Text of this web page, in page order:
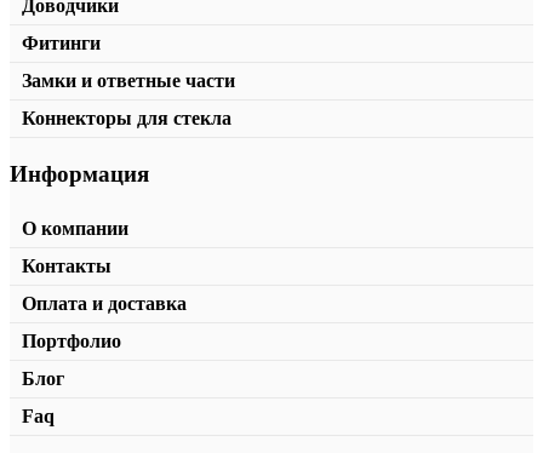
Доводчики
Фитинги
Замки и ответные части
Коннекторы для стекла
Информация
О компании
Контакты
Оплата и доставка
Портфолио
Блог
Faq